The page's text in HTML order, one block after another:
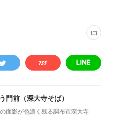
門前（深大寺そば）
面影が色濃く残る調布市深大寺